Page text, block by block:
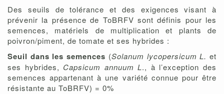
Des seuils de tolérance et des exigences visant à
prévenir la présence de ToBRFV sont définis pour les
semences, matériels de multiplication et plants de
poivron/piment, de tomate et ses hybrides :
Seuil dans les semences (Solanum lycopersicum L. et
ses hybrides, Capsicum annuum L., à l’exception des
semences appartenant à une variété connue pour être
résistante au ToBRFV) = 0%